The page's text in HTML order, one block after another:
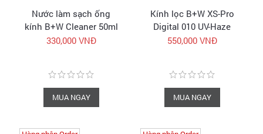
Nước làm sạch ống
kính B+W Cleaner 50ml
- 1086786
330,000 VNĐ
MUA NGAY
Kính lọc B+W XS-Pro
Digital 010 UV-Haze
MRC nano | Sale 50%
550,000 VNĐ
MUA NGAY